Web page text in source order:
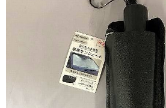
１．透過由恩沛科技股份有限公司提供之「
易，需依本服務之必要範圍內提供個人資料，
權轉讓予恩沛科技股份有限公司。
２．關於個人資料處理事宜，請瀏覽以下網址：
https://aftee.tw/terms/#terms3
３．未成年的使用者請事先徵得法定代理人或
「AFTEE先享後付」，若未經同意申辦者引起
４．使用「AFTEE先享後付」時，將依據個別